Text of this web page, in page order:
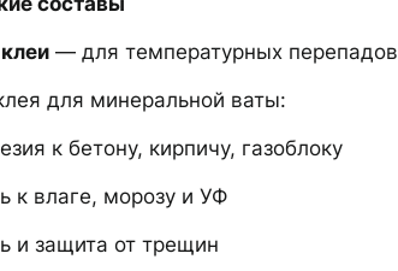
— для температурных перепадов
для минеральной ваты:
к бетону, кирпичу, газоблоку
к влаге, морозу и УФ
и защита от трещин